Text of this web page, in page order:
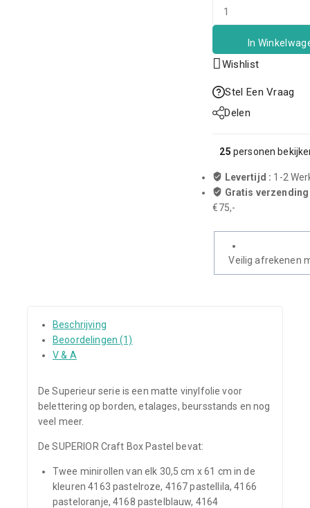
In
Wishlist
Stel Een Vraag
Delen
25 personen
Levertijd : 1-2
Gratis
€75,-
Veilig afrekenen
Beschrijving
Beoordelingen (1)
V & A
De Superieur serie is een matte vinylfolie voor
belettering op borden, etalages, beursstands en nog
veel meer.
De SUPERIOR Craft Box Pastel bevat:
Twee minirollen van elk 30,5 cm x 61 cm in de
kleuren 4163 pastelroze, 4167 pastellila, 4166
pasteloranje, 4168 pastelblauw, 4164